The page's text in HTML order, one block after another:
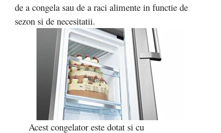
de a congela sau de a raci alimente in functie de
sezon si de necesitatii.
Acest congelator este dotat si cu